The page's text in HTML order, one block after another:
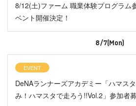
8/12(土)ファーム 職業体験プログラム
ベント開催決定！
8/7(Mon)
EVENT
DeNAランナーズアカデミー「ハマス
み！ハマスタで走ろう!!Vol.2」参加者